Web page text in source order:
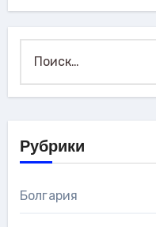
Рубрики
Болгария